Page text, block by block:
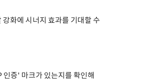
화에 시너지 효과를 기대할 수
증' 마크가 있는지를 확인해